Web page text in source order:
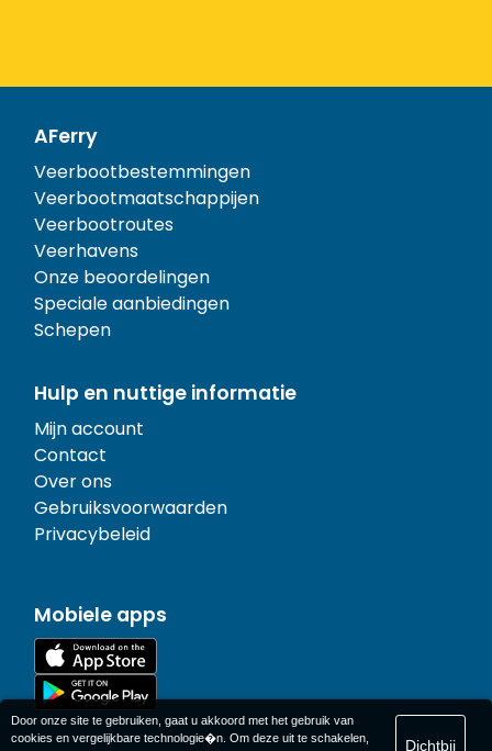
AFerry
Veerbootbestemmingen
Veerbootmaatschappijen
Veerbootroutes
Veerhavens
Onze beoordelingen
Speciale aanbiedingen
Schepen
Hulp en nuttige informatie
Mijn account
Contact
Over ons
Gebruiksvoorwaarden
Privacybeleid
Mobiele apps
Door onze site te gebruiken, gaat u akkoord met het gebruik van
cookies en vergelijkbare technologie�n. Om deze uit te schakelen,
Dichtbij